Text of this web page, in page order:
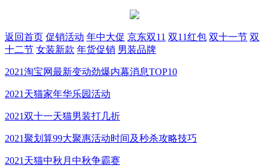
返回首页 促销活动 年中大促 京东双11 双11红包 双十一节 双
十二节 女装新款 年货促销 男装品牌
2021淘宝网最新变动劲爆内幕消息TOP10
2021天猫家年华乐园活动
2021双十一天猫男装打几折
2021聚划算99大聚惠活动时间及秒杀攻略技巧
2021天猫中秋月中秋争霸赛